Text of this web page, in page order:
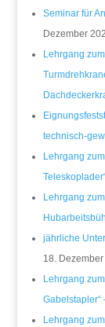
Seminar für
Dezember
Lehrgang
technisch-
Lehrgang
Lehrgang
jährliche
18.
Lehrgang
Gabelstapler“
Lehrgang